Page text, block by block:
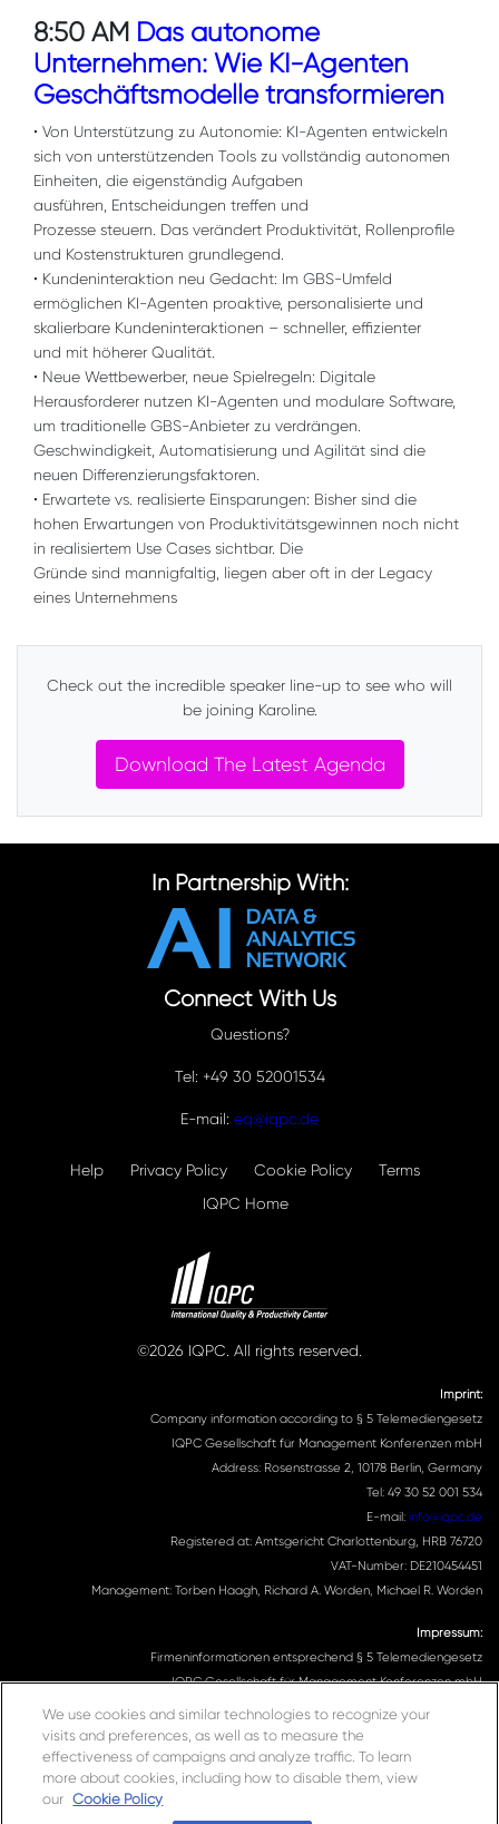
8:50 AM Das autonome
Unternehmen: Wie KI-Agenten
Geschäftsmodelle transformieren
• Von Unterstützung zu Autonomie: KI-Agenten entwickeln
sich von unterstützenden Tools zu vollständig autonomen
Einheiten, die eigenständig Aufgaben
ausführen, Entscheidungen treffen und
Prozesse steuern. Das verändert Produktivität, Rollenprofile
und Kostenstrukturen grundlegend.
• Kundeninteraktion neu Gedacht: Im GBS-Umfeld
ermöglichen KI-Agenten proaktive, personalisierte und
skalierbare Kundeninteraktionen – schneller, effizienter
und mit höherer Qualität.
• Neue Wettbewerber, neue Spielregeln: Digitale
Herausforderer nutzen KI-Agenten und modulare Software,
um traditionelle GBS-Anbieter zu verdrängen.
Geschwindigkeit, Automatisierung und Agilität sind die
neuen Differenzierungsfaktoren.
• Erwartete vs. realisierte Einsparungen: Bisher sind die
hohen Erwartungen von Produktivitätsgewinnen noch nicht
in realisiertem Use Cases sichtbar. Die
Gründe sind mannigfaltig, liegen aber oft in der Legacy
eines Unternehmens
Check out the incredible speaker line-up to see who will
be joining Karoline.
Download The Latest Agenda
In Partnership With:
Connect With Us
Questions?
Tel: +49 30 52001534
E-mail: eq@iqpc.de
Help Privacy Policy Cookie Policy
Terms
IQPC Home
©2026 IQPC. All rights reserved.
Imprint:
Company information according to § 5 Telemediengesetz
IQPC Gesellschaft für Management Konferenzen mbH
Address: Rosenstrasse 2, 10178 Berlin, Germany
Tel: 49 30 52 001 534
E-mail: info@iqpc.de
Registered at: Amtsgericht Charlottenburg, HRB 76720
VAT-Number: DE210454451
Management: Torben Haagh, Richard A. Worden, Michael R. Worden
Impressum:
Firmeninformationen entsprechend § 5 Telemediengesetz
IQPC Gesellschaft für Management Konferenzen mbH
Adresse: Rosenstrasse 2, 10178 Berlin, Germany
Telefonnummer: 030 52001534
Email Adresse:info@iqpc.de
Registereintragungen: Amtsgericht Charlottenburg HRB 76720
We use cookies and similar technologies to recognize your
visits and preferences, as well as to measure the
effectiveness of campaigns and analyze traffic. To learn
more about cookies, including how to disable them, view
our Cookie Policy